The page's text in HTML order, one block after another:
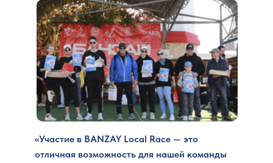
«Участие в BANZAY Local Race — это
отличная возможность для нашей команды